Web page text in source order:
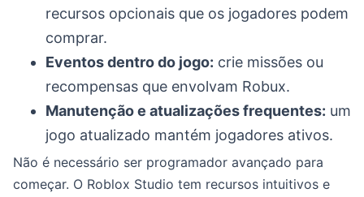
recursos opcionais que os jogadores podem
comprar.
Eventos dentro do jogo: crie missões ou
recompensas que envolvam Robux.
Manutenção e atualizações frequentes: um
jogo atualizado mantém jogadores ativos.
Não é necessário ser programador avançado para
começar. O Roblox Studio tem recursos intuitivos e